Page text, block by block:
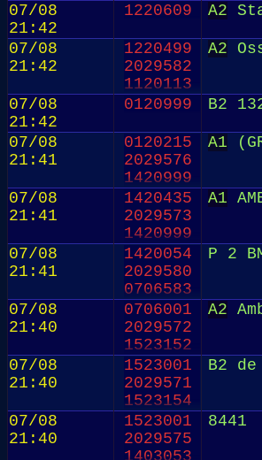
07/08
21:42
1220609 A2
07/08
21:42
1220499
2029582
1120113
A2
07/08
21:42
0120999 B2
07/08
21:41
0120215
2029576
1420999
A1
07/08
21:41
1420435
2029573
1420999
A1
07/08
21:41
1420054
2029580
0706583
P 2
07/08
21:40
0706001
2029572
1523152
A2
07/08
21:40
1523001
2029571
1523154
B2
07/08
21:40
1523001
2029575
1403053
8441